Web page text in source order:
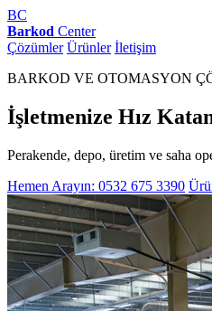
BC
Barkod Center
Çözümler Ürünler İletişim
BARKOD VE OTOMASYON
İşletmenize Hız
Perakende, depo, üretim ve saha
Hemen Arayın: 0532 675 3390